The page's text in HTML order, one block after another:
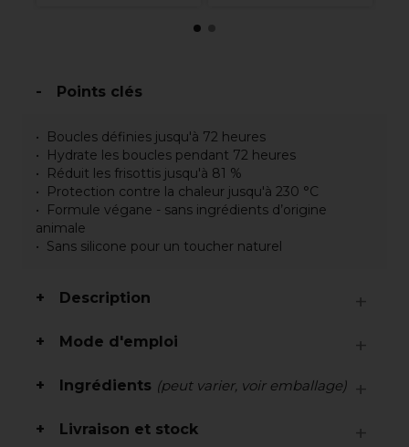
Points clés
Boucles définies jusqu'à 72 heures
Hydrate les boucles pendant 72 heures
Réduit les frisottis jusqu'à 81 %
Protection contre la chaleur jusqu'à 230 °C
Formule végane - sans ingrédients d’origine
animale
Sans silicone pour un toucher naturel
Description
Mode d'emploi
Ingrédients (peut varier, voir emballage)
Livraison et stock